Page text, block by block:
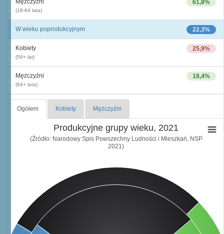
61,8%
Mężczyźni
(18-64 lata)
22,3%
W wieku poprodukcyjnym
25,9%
Kobiety
(59+ lat)
18,4%
Mężczyźni
(64+ lata)
Ogółem Kobiety Mężczyźni
Produkcyjne grupy wieku, 2021
(Źródło: Narodowy Spis Powszechny Ludności i Mieszkań, NSP
2021)